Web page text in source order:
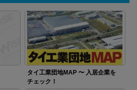
タイ工業団地MAP 〜 入居企業を
チェック！